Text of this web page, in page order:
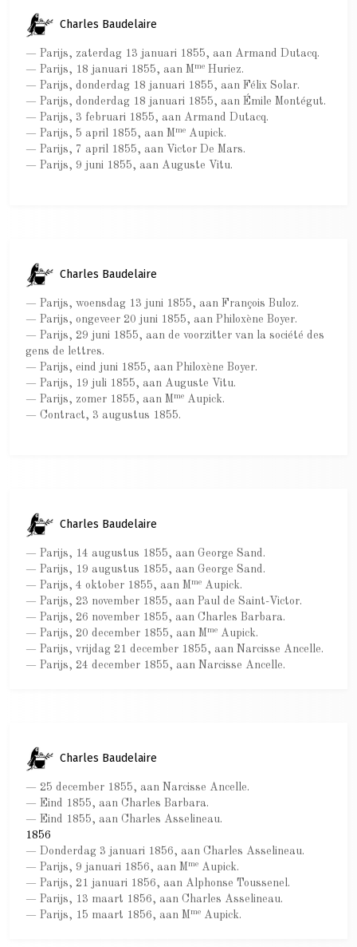
Charles Baudelaire
— Parijs, zaterdag 13 januari 1855, aan Armand Dutacq.
— Parijs, 18 januari 1855, aan Mme Huriez.
— Parijs, donderdag 18 januari 1855, aan Félix Solar.
— Parijs, donderdag 18 januari 1855, aan Émile Montégut.
— Parijs, 3 februari 1855, aan Armand Dutacq.
— Parijs, 5 april 1855, aan Mme Aupick.
— Parijs, 7 april 1855, aan Victor De Mars.
— Parijs, 9 juni 1855, aan Auguste Vitu.
Charles Baudelaire
— Parijs, woensdag 13 juni 1855, aan François Buloz.
— Parijs, ongeveer 20 juni 1855, aan Philoxène Boyer.
— Parijs, 29 juni 1855, aan de voorzitter van la société des
gens de lettres.
— Parijs, eind juni 1855, aan Philoxène Boyer.
— Parijs, 19 juli 1855, aan Auguste Vitu.
— Parijs, zomer 1855, aan Mme Aupick.
— Contract, 3 augustus 1855.
Charles Baudelaire
— Parijs, 14 augustus 1855, aan George Sand.
— Parijs, 19 augustus 1855, aan George Sand.
— Parijs, 4 oktober 1855, aan Mme Aupick.
— Parijs, 23 november 1855, aan Paul de Saint-Victor.
— Parijs, 26 november 1855, aan Charles Barbara.
— Parijs, 20 december 1855, aan Mme Aupick.
— Parijs, vrijdag 21 december 1855, aan Narcisse Ancelle.
— Parijs, 24 december 1855, aan Narcisse Ancelle.
Charles Baudelaire
— 25 december 1855, aan Narcisse Ancelle.
— Eind 1855, aan Charles Barbara.
— Eind 1855, aan Charles Asselineau.
1856
— Donderdag 3 januari 1856, aan Charles Asselineau.
— Parijs, 9 januari 1856, aan Mme Aupick.
— Parijs, 21 januari 1856, aan Alphonse Toussenel.
— Parijs, 13 maart 1856, aan Charles Asselineau.
— Parijs, 15 maart 1856, aan Mme Aupick.